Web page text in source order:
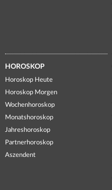
HOROSKOP
Horoskop Heute
Horoskop Morgen
Wochenhoroskop
Monatshoroskop
Jahreshoroskop
Partnerhoroskop
Aszendent